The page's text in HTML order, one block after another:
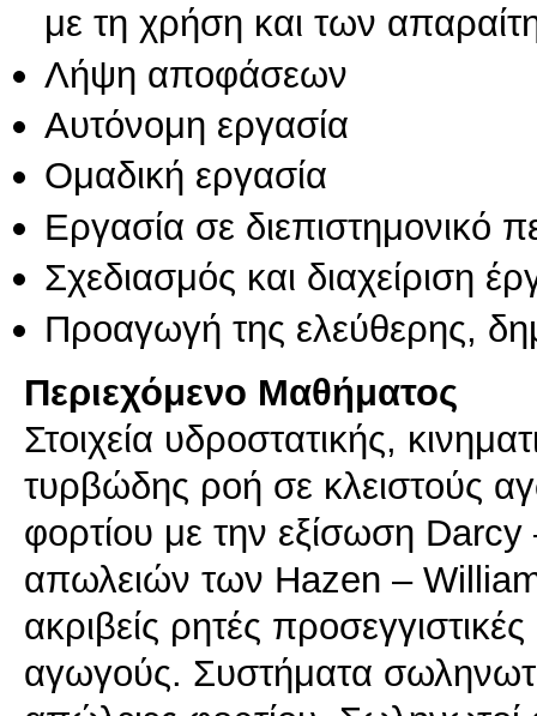
με τη χρήση και των
Λήψη αποφάσεων
Αυτόνομη εργασία
Ομαδική εργασία
Εργασία σε διεπιστημονικό
Σχεδιασμός και διαχείριση
Προαγωγή της ελεύθερης,
Περιεχόμενο Μαθήματος
Στοιχεία υδροστατικής,
τυρβώδης ροή σε κλειστούς
φορτίου με την εξίσωση
απωλειών των Hazen –
ακριβείς ρητές
αγωγούς. Συστήματα